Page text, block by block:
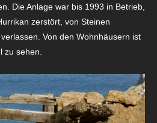
Die Anlage war bis 1993 in Betrieb,
zerstört, von Steinen
Von den Wohnhäusern ist
zu sehen.